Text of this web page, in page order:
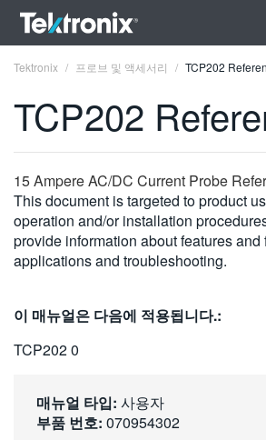
ENGLISH
FRANÇAIS
DEUTSCH
简体中文
日本語
繁體中文
Tektronix 프로브 및 액세서리 TCP202
TCP202
15 Ampere AC/DC Current Probe
This document is targeted to product
operation and/or installation
provide information about features and
applications and troubleshooting.
이 매뉴얼은 다음에 적용됩니다.:
TCP202 0
매뉴얼 타입: 사용자
부품 번호: 070954302